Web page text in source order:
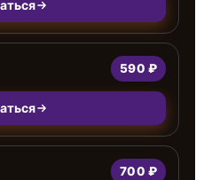
590 ₽
700 ₽